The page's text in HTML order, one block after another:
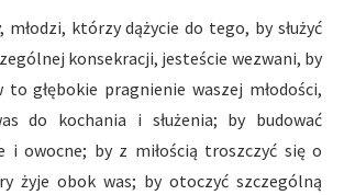
młodzi, którzy dążycie do tego, by służyć
konsekracji, jesteście wezwani, by
to głębokie pragnienie waszej młodości,
do kochania i służenia; by budować
i owocne; by z miłością troszczyć się o
żyje obok was; by otoczyć szczególną